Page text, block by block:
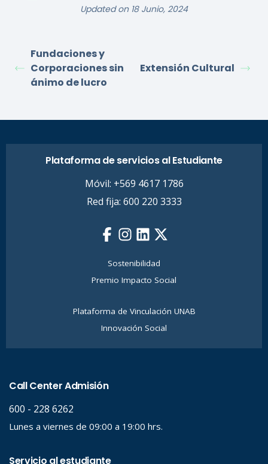
Updated on 18 Junio, 2024
Fundaciones y
Corporaciones sin
ánimo de lucro
Extensión Cultural